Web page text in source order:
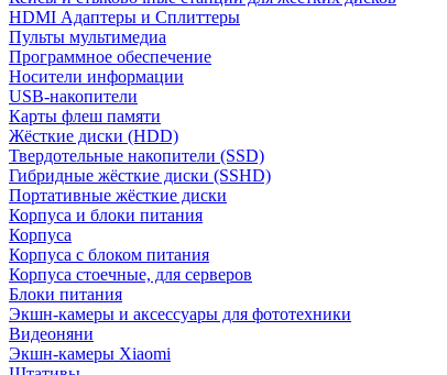
HDMI Адаптеры и Сплиттеры
Пульты мультимедиа
Программное обеспечение
Носители информации
USB-накопители
Карты флеш памяти
Жёсткие диски (HDD)
Твердотельные накопители (SSD)
Гибридные жёсткие диски (SSHD)
Портативные жёсткие диски
Корпуса и блоки питания
Корпуса
Корпуса с блоком питания
Корпуса стоечные, для серверов
Блоки питания
Экшн-камеры и аксессуары для фототехники
Видеоняни
Экшн-камеры Xiaomi